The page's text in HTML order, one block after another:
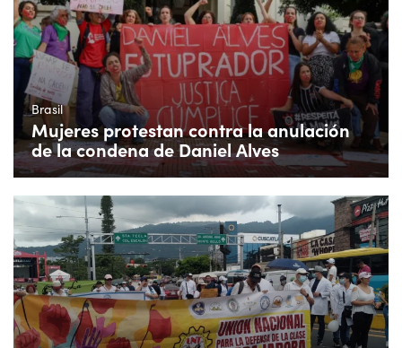
Brasil
Mujeres protestan contra la anulación
de la condena de Daniel Alves